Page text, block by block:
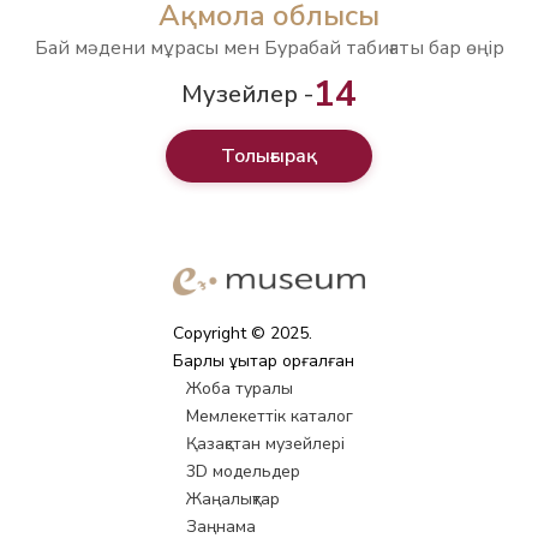
Ақмола облысы
Бай мәдени мұрасы мен Бурабай табиғаты бар өңір
Музейлер -14
Толығырақ
Copyright © 2025.
Барлық құқықтар қорғалған
Жоба туралы
Мемлекеттік каталог
Қазақстан музейлері
3D модельдер
Жаңалықтар
Заңнама